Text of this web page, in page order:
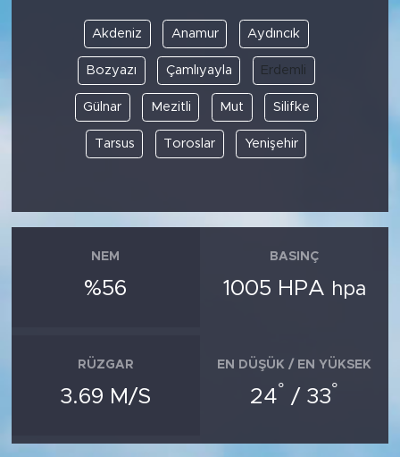
Akdeniz Anamur Aydıncık
Bozyazı Çamlıyayla Erdemli
Gülnar Mezitli Mut Silifke
Tarsus Toroslar Yenişehir
NEM
%56
BASINÇ
1005 HPA hpa
RÜZGAR
3.69 M/S
EN DÜŞÜK / EN YÜKSEK
24° / 33°